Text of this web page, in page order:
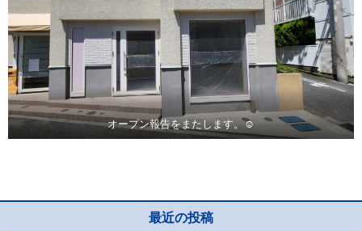
オープン報告をまたします。☺
最近の投稿